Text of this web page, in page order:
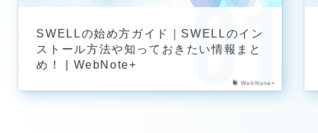
WebNote+
SWELLの始め方ガイド｜SWELLのイン
ストール方法や知っておきたい情報まと
め！ | WebNote+